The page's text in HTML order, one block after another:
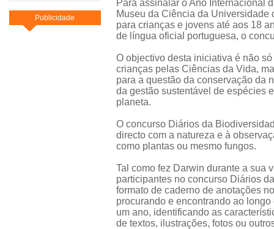
Publicidade
Para assinalar o Ano Internacional
Museu da Ciência da Universidade
para crianças e jovens até aos 18
de língua oficial portuguesa, o
O objectivo desta iniciativa é não
crianças pelas Ciências da Vida,
para a questão da conservação da
da gestão sustentável de espécies
planeta.
O concurso Diários da
directo com a natureza e à
como plantas ou mesmo fungos.
Tal como fez Darwin durante a sua
participantes no concurso Diários
formato de caderno de anotações
procurando e encontrando ao
um ano, identificando as
de textos, ilustrações, fotos ou